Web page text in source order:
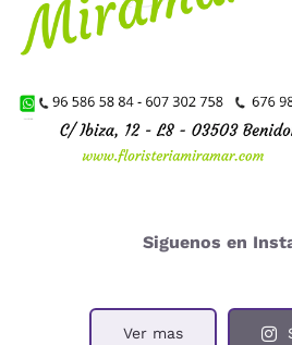
Siguenos en
Ver mas